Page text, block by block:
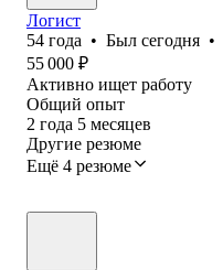
Логист
54 года • Был сегодня •
55 000 ₽
Активно ищет работу
Общий опыт
2 года 5 месяцев
Другие резюме
Ещё 4 резюме